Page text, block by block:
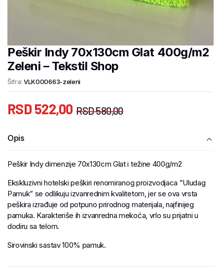
Peškir Indy 70x130cm Glat 400g/m2
Zeleni – Tekstil Shop
Šifra: VLK000663-zeleni
RSD580,00
RSD 522,00
Opis
Peškir Indy dimenzije 70x130cm Glat i težine 400g/m2
Ekskluzivni hotelski peškiri renomiranog proizvodjaca ”Uludag
Pamuk” se odlikuju izvanrednim kvalitetom, jer se ova vrsta
peškira izrađuje od potpuno prirodnog materijala, najfinijeg
pamuka. Karakteriše ih izvanredna mekoća, vrlo su prijatni u
dodiru sa telom.
Sirovinski sastav 100% pamuk.